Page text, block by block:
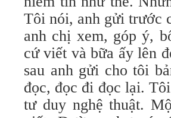
Tôi nói, anh gửi trước
anh chị xem, góp ý,
cứ viết và bữa ấy lên
sau anh gửi cho tôi
đọc, đọc đi đọc lại.
tư duy nghệ thuật.